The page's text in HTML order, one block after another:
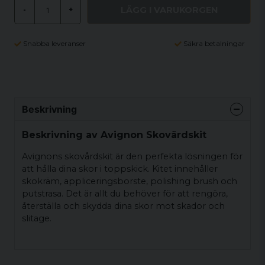
- +
Snabba leveranser Säkra betalningar
Beskrivning
Beskrivning av Avignon Skovärdskit
Avignons skovårdskit är den perfekta lösningen för
att hålla dina skor i toppskick. Kitet innehåller
skokräm, appliceringsborste, polishing brush och
putstrasa. Det är allt du behöver för att rengöra,
återställa och skydda dina skor mot skador och
slitage.